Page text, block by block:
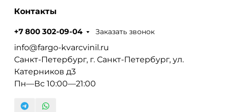
Контакты
+7 800 302-09-04 Заказать звонок
info@fargo-kvarcvinil.ru
Санкт-Петербург, г. Санкт-Петербург, ул.
Катерников д3
Пн—Вс 10:00—21:00